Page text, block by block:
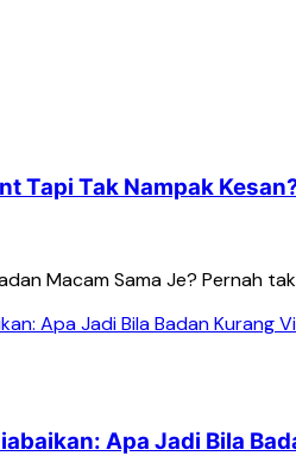
Tapi Tak Nampak
Macam Sama Je? Pernah
Apa Jadi Bila